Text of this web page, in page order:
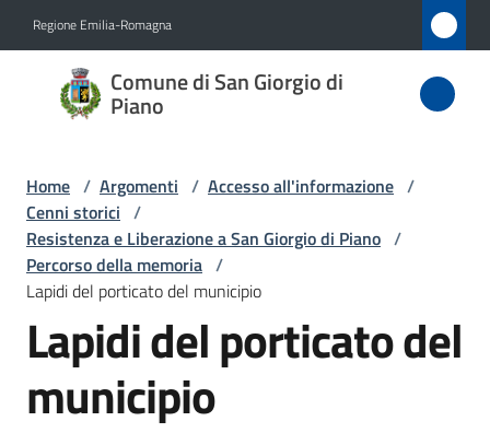
Regione Emilia-Romagna
Comune di San Giorgio di
Piano
Comune
di San
di Piano
Amministrazione
Novità
Servizi
Home / Argomenti / Accesso all'informazione /
Cenni storici /
Resistenza e Liberazione a San Giorgio di Piano /
Percorso della memoria /
Lapidi del porticato del municipio
Lapidi del porticato del
municipio